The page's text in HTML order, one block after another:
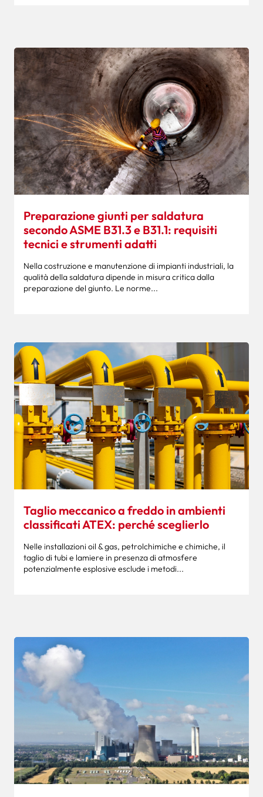
Preparazione giunti per saldatura
secondo ASME B31.3 e B31.1: requisiti
tecnici e strumenti adatti
Nella costruzione e manutenzione di impianti industriali, la
qualità della saldatura dipende in misura critica dalla
preparazione del giunto. Le norme...
Taglio meccanico a freddo in ambienti
classificati ATEX: perché sceglierlo
Nelle installazioni oil & gas, petrolchimiche e chimiche, il
taglio di tubi e lamiere in presenza di atmosfere
potenzialmente esplosive esclude i metodi...